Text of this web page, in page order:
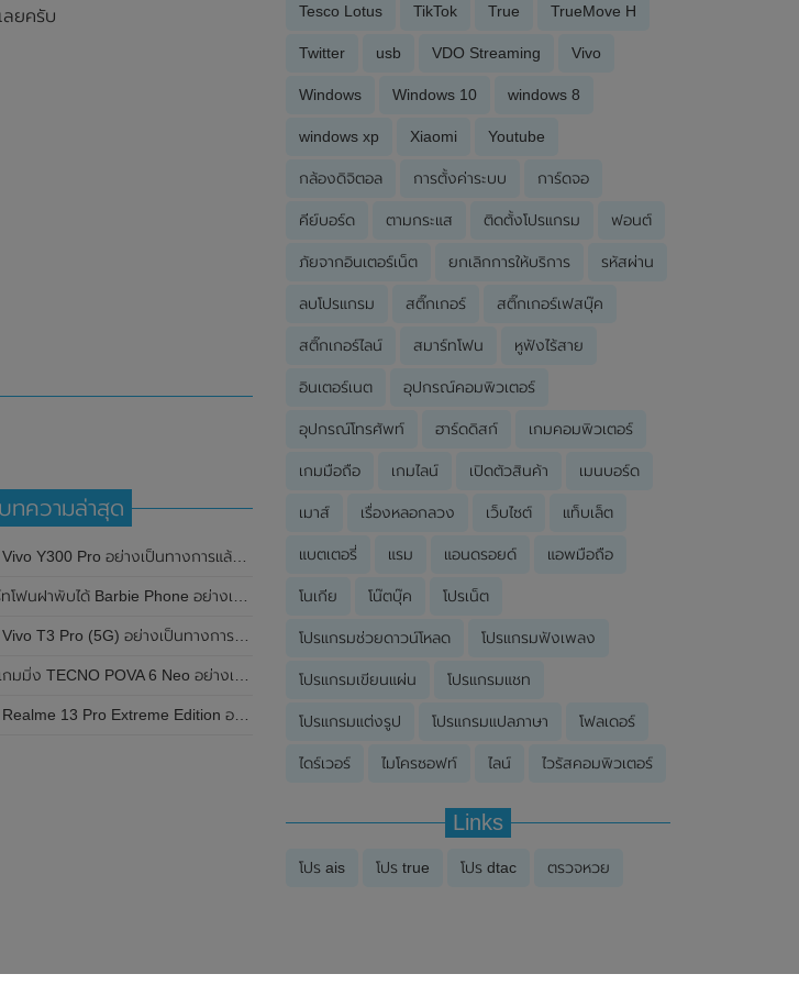
ลยครับ
บทความล่าสุด
ระเทศจีน มาพร้อมดีไซน์พรีเมี่ยม ทนทาน และแบตเตอรี่สุดอึดขนาดใหญ่ 6,500mAh พร้อมรองรับการชาร์จไว 80W
Barbie Phone อย่างเป็นทางการแล้ว มาพร้อมธีมสีชมพูสดใส
Pro (5G) อย่างเป็นทางการแล้วในประเทศอินเดีย
6 Neo อย่างเป็นทางการแล้วในประเทศไทย ในราคา 8,499 บาท
Pro Extreme Edition อย่างเป็นทางการแล้วในประเทศจีน
Tesco Lotus TikTok True TrueMove H
Twitter usb VDO Streaming Vivo
Windows Windows 10 windows 8
windows xp Xiaomi Youtube
กล้องดิจิตอล การตั้งค่าระบบ การ์ดจอ
คีย์บอร์ด ตามกระแส ติดตั้งโปรแกรม ฟอนต์
ภัยจากอินเตอร์เน็ต ยกเลิกการให้บริการ รหัสผ่าน
ลบโปรแกรม สติ๊กเกอร์ สติ๊กเกอร์เฟสบุ๊ค
สติ๊กเกอร์ไลน์ สมาร์ทโฟน หูฟังไร้สาย
อินเตอร์เนต อุปกรณ์คอมพิวเตอร์
อุปกรณ์โทรศัพท์ ฮาร์ดดิสก์ เกมคอมพิวเตอร์
เกมมือถือ เกมไลน์ เปิดตัวสินค้า เมนบอร์ด
เมาส์ เรื่องหลอกลวง เว็บไซต์ แท็บเล็ต
แบตเตอรี่ แรม แอนดรอยด์ แอพมือถือ
โนเกีย โน๊ตบุ๊ค โปรเน็ต
โปรแกรมช่วยดาวน์โหลด โปรแกรมฟังเพลง
โปรแกรมเขียนแผ่น โปรแกรมแชท
โปรแกรมแต่งรูป โปรแกรมแปลภาษา โฟลเดอร์
ไดร์เวอร์ ไมโครซอฟท์ ไลน์ ไวรัสคอมพิวเตอร์
Links
โปร ais โปร true โปร dtac ตรวจหวย